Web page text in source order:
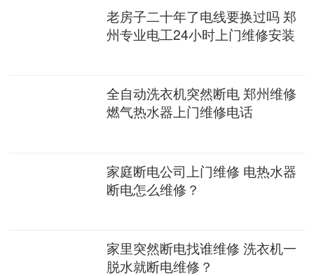
老房子二十年了电线要换过吗 郑
州专业电工24小时上门维修安装
全自动洗衣机突然断电 郑州维修
燃气热水器上门维修电话
家庭断电公司上门维修 电热水器
断电怎么维修？
家里突然断电找谁维修 洗衣机一
脱水就断电维修？